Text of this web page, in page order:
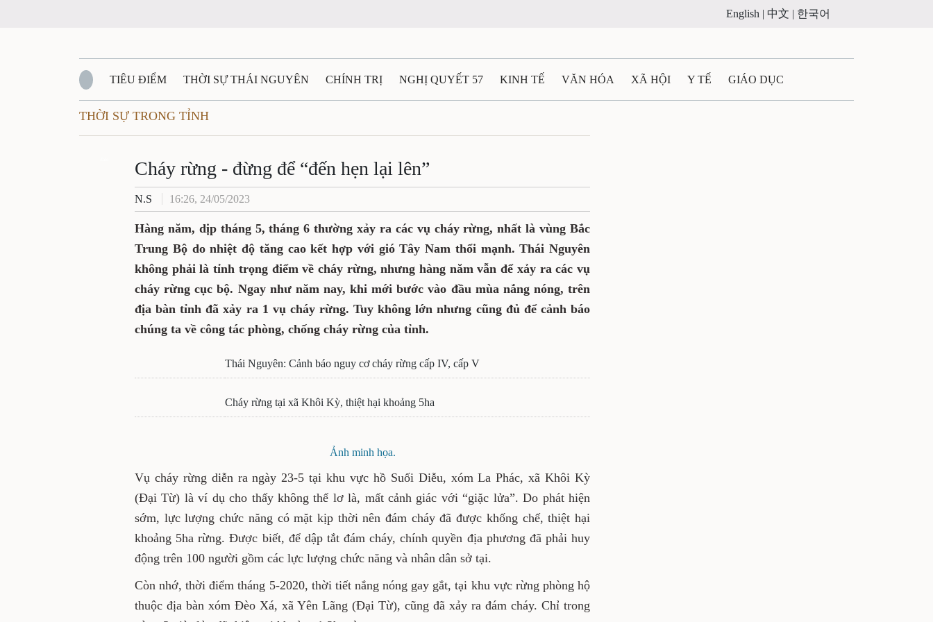
English | 中文 | 한국어
TIÊU ĐIỂM THỜI SỰ THÁI NGUYÊN CHÍNH TRỊ NGHỊ QUYẾT 57 KINH TẾ VĂN HÓA XÃ HỘI Y TẾ GIÁO DỤC
QUỐC PHÒNG - AN NINH
QUÊ HƯƠNG - ĐẤT NƯỚC QUỐC TẾ TÀI NGUYÊN - MÔI TRƯỜNG
VĂN BẢN, CHÍNH SÁCH MỚI
THỜI SỰ TRONG TỈNH
Cháy rừng - đừng để “đến hẹn lại lên”
N.S 16:26, 24/05/2023
Hàng năm, dịp tháng 5, tháng 6 thường xảy ra các vụ cháy rừng, nhất là vùng Bắc
Trung Bộ do nhiệt độ tăng cao kết hợp với gió Tây Nam thổi mạnh. Thái Nguyên
không phải là tỉnh trọng điểm về cháy rừng, nhưng hàng năm vẫn để xảy ra các vụ
cháy rừng cục bộ. Ngay như năm nay, khi mới bước vào đầu mùa nắng nóng, trên
địa bàn tỉnh đã xảy ra 1 vụ cháy rừng. Tuy không lớn nhưng cũng đủ để cảnh báo
chúng ta về công tác phòng, chống cháy rừng của tỉnh.
Thái Nguyên: Cảnh báo nguy cơ cháy rừng cấp IV, cấp V
Cháy rừng tại xã Khôi Kỳ, thiệt hại khoảng 5ha
Ảnh minh họa.
Vụ cháy rừng diễn ra ngày 23-5 tại khu vực hồ Suối Diễu, xóm La Phác, xã Khôi Kỳ
(Đại Từ) là ví dụ cho thấy không thể lơ là, mất cảnh giác với “giặc lửa”. Do phát hiện
sớm, lực lượng chức năng có mặt kịp thời nên đám cháy đã được khống chế, thiệt hại
khoảng 5ha rừng. Được biết, để dập tắt đám cháy, chính quyền địa phương đã phải huy
động trên 100 người gồm các lực lượng chức năng và nhân dân sở tại.
Còn nhớ, thời điểm tháng 5-2020, thời tiết nắng nóng gay gắt, tại khu vực rừng phòng hộ
thuộc địa bàn xóm Đèo Xá, xã Yên Lãng (Đại Từ), cũng đã xảy ra đám cháy. Chỉ trong